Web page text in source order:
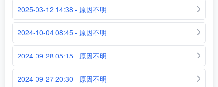
2025-03-12 14:38 - 原因不明
2024-10-04 08:45 - 原因不明
2024-09-28 05:15 - 原因不明
2024-09-27 20:30 - 原因不明